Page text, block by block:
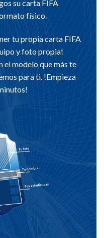
su carta FIFA
físico.
tu propia carta FIFA
y foto propia!
el modelo que más te
para ti. !Empieza